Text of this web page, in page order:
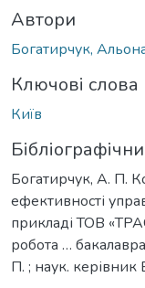
Автори
Богатирчук,
Ключові слова
Київ
Богатирчук, А. П.
ефективності
прикладі ТОВ
робота …
П. ; наук.